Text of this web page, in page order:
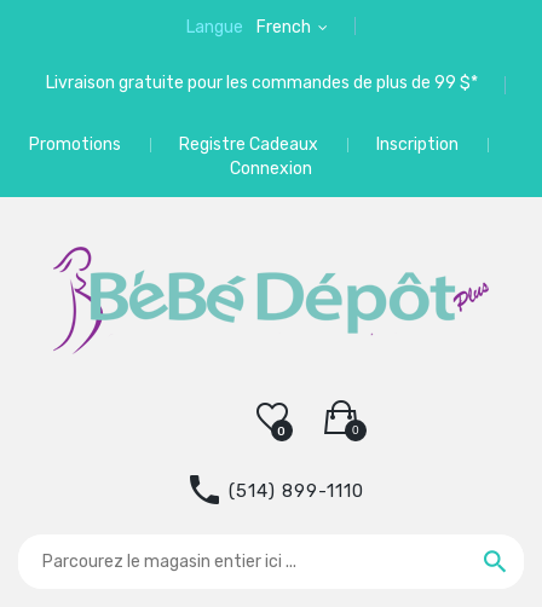
Langue French
Livraison gratuite pour les commandes de plus de 99 $*
Promotions Registre Cadeaux
Inscription
Connexion
0
0
(514) 899-1110